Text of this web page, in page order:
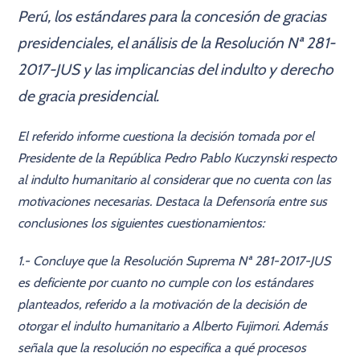
Perú, los estándares para la concesión de gracias
presidenciales, el análisis de la Resolución Nª 281-
2017-JUS y las implicancias del indulto y derecho
de gracia presidencial.
El referido informe cuestiona la decisión tomada por el
Presidente de la República Pedro Pablo Kuczynski respecto
al indulto humanitario al considerar que no cuenta con las
motivaciones necesarias. Destaca la Defensoría entre sus
conclusiones los siguientes cuestionamientos:
1.- Concluye que la Resolución Suprema Nª 281-2017-JUS
es deficiente por cuanto no cumple con los estándares
planteados, referido a la motivación de la decisión de
otorgar el indulto humanitario a Alberto Fujimori. Además
señala que la resolución no especifica a qué procesos